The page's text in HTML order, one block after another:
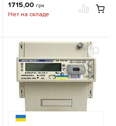
1715,00 грн
Нет на складе